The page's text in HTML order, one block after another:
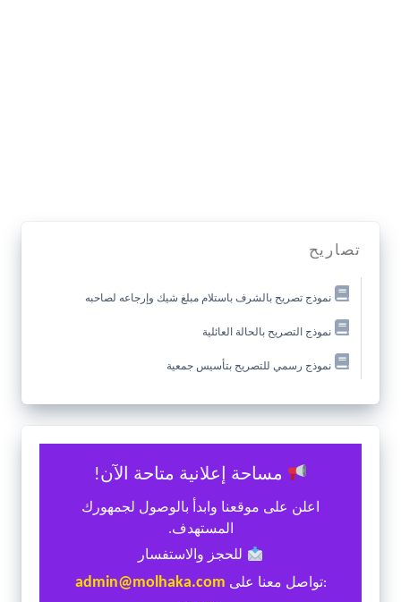
تصاريح
نموذج تصريح بالشرف باستلام مبلغ شيك وإرجاعه لصاحبه
نموذج التصريح بالحالة العائلية
نموذج رسمي للتصريح بتأسيس جمعية
مساحة إعلانية متاحة الآن!
اعلن على موقعنا وابدأ بالوصول لجمهورك
المستهدف.
للحجز والاستفسار
:تواصل معنا على admin@molhaka.com